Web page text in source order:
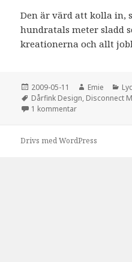
Den är värd att kolla in,
hundratals meter sladd
kreationerna och allt
Postat
2009-05-11 Författare
Emie
Taggar
Dårfink Design, Disconnect
1 kommentar
Drivs med WordPress